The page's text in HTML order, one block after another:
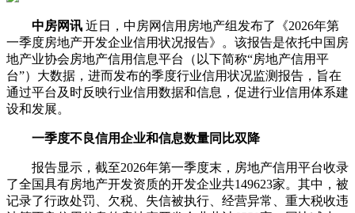
中房网讯 近日，中房网信用房地产组发布了《2026年第
一季度房地产开发企业信用状况报告》。该报告是依托中国房
地产业协会房地产信用信息平台（以下简称“房地产信用平
台”）大数据，进而发布的季度行业信用状况监测报告，旨在
通过平台及时反映行业信用数据和信息，促进行业信用体系建
设和发展。
一季度不良信用企业和信息数量同比双降
报告显示，截至2026年第一季度末，房地产信用平台收录
了全国具有房地产开发资质的开发企业共149623家。其中，被
记录了行政处罚、欠税、失信被执行、经营异常、重大税收违